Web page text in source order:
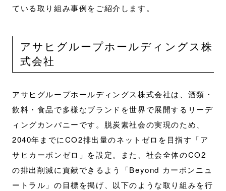
ている取り組み事例をご紹介します。
アサヒグループホールディングス株
式会社
アサヒグループホールディングス株式会社は、酒類・
飲料・食品で多様なブランドを世界で展開するリーデ
ィングカンパニーです。脱炭素社会の実現のため、
2040年までにCO2排出量のネットゼロを目指す「ア
サヒカーボンゼロ」を設定。また、社会全体のCO2
の排出削減に貢献できるよう「Beyond カーボンニュ
ートラル」の目標を掲げ、以下のような取り組みを行